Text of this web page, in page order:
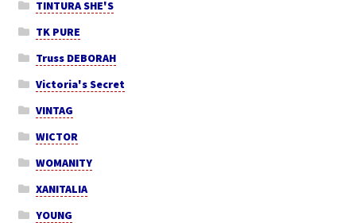
TINTURA SHE'S
TK PURE
Truss DEBORAH
Victoria's Secret
VINTAG
WICTOR
WOMANITY
XANITALIA
YOUNG